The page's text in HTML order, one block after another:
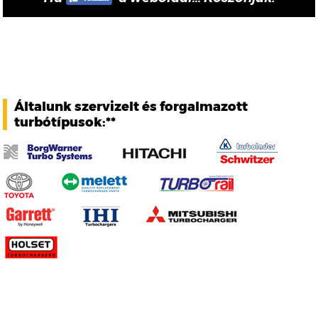
Általunk szervizelt és forgalmazott
turbótípusok:**